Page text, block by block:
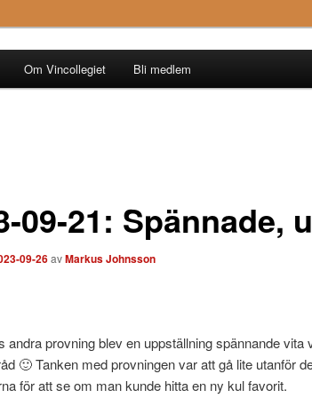
Om Vincollegiet Bli medlem
09-21: Spännade,
09-26avMarkus Johnsson
andra provning blev en uppställning spännande vita
🙂 Tanken med provningen var att gå lite utanför
för att se om man kunde hitta en ny kul favorit.